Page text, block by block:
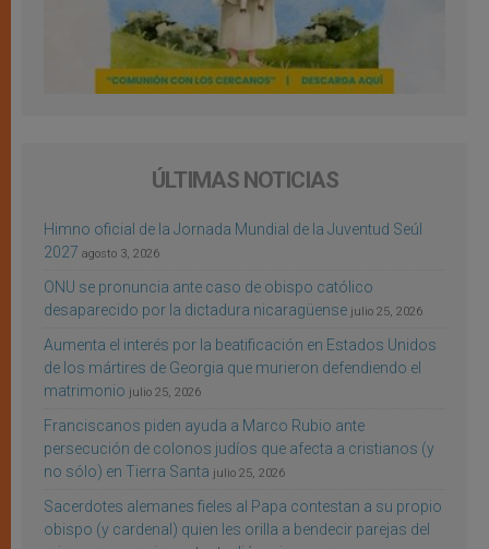
ÚLTIMAS NOTICIAS
Himno oficial de la Jornada Mundial de la Juventud Seúl
2027 agosto 3, 2026
ONU se pronuncia ante caso de obispo católico
desaparecido por la dictadura nicaragüense julio 25, 2026
Aumenta el interés por la beatificación en Estados Unidos
de los mártires de Georgia que murieron defendiendo el
matrimonio julio 25, 2026
Franciscanos piden ayuda a Marco Rubio ante
persecución de colonos judíos que afecta a cristianos (y
no sólo) en Tierra Santa julio 25, 2026
Sacerdotes alemanes fieles al Papa contestan a su propio
obispo (y cardenal) quien les orilla a bendecir parejas del